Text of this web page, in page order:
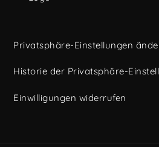
Privatsphäre-Einstellungen
Historie der Privatsphäre-
Einwilligungen widerrufen